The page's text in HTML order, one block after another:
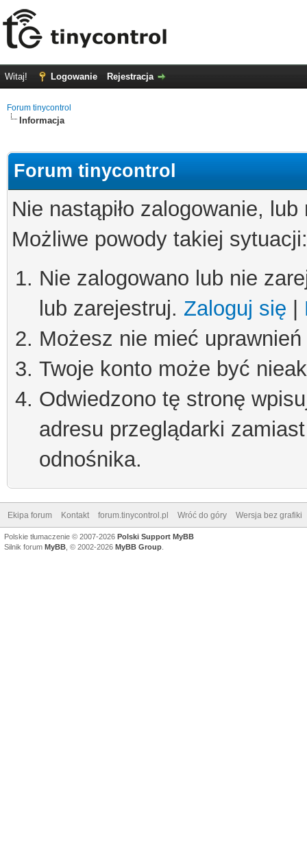
Witaj! Logowanie Rejestracja
Forum tinycontrol
Informacja
Forum tinycontrol
Nie nastąpiło zalogowanie,
Możliwe powody takiej sytuacji:
Nie zalogowano lub nie
lub zarejestruj. Zaloguj się
Możesz nie mieć
Twoje konto może być
Odwiedzono tę stronę
adresu przeglądarki
odnośnika.
Ekipa forum Kontakt forum.tinycontrol.pl Wróć do góry Wersja bez grafiki
Polskie tłumaczenie © 2007-2026 Polski Support MyBB
Silnik forum MyBB , © 2002-2026 MyBB Group